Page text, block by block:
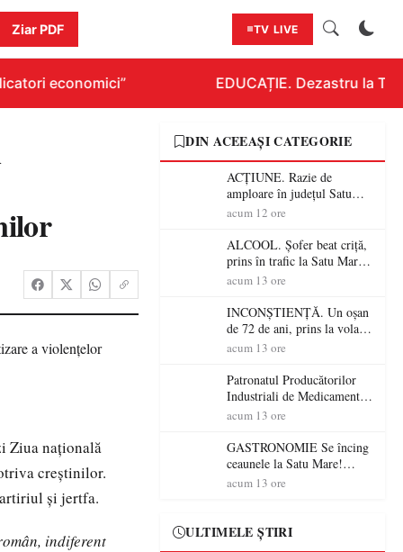
Ziar PDF TV LIVE
economici” EDUCAȚIE. Dezastru la
Ziua națională
creștinilor.
și jertfa.
indiferent
DIN ACEEAȘI CATEGORIE
ACȚIUNE. Razie de
amploare în județul Satu
Mare! Polițiștii au dat sute
șoferi fără permis într-o
singură zi
acum 12 ore
ALCOOL. Șofer beat criță,
prins în trafic la Satu Mare!
Alcoolemie uriașă
acum 13 ore
INCONȘTIENȚĂ. Un oșan
de 72 de ani, prins la volan
fără permis! Polițiștii l-au
acum 13 ore
Patronatul Producătorilor
Industriali de Medicamente
din România (PRIMER):
energie electrică a fabricilor
de medicamente va pune în
pericol accesul pacienților la
medicamente esențiale
acum 13 ore
GASTRONOMIE Se încing
ceaunele la Satu Mare!
Concursul „Veress Ádám”
jurat de renume
acum 13 ore
ULTIMELE ȘTIRI